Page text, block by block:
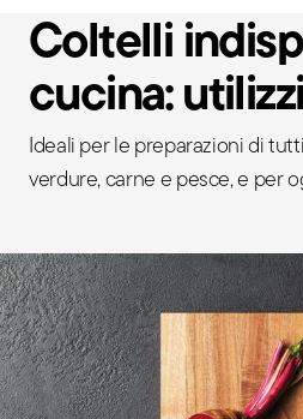
Coltelli
cucina:
Ideali per le preparazioni di
verdure, carne e pesce, e per